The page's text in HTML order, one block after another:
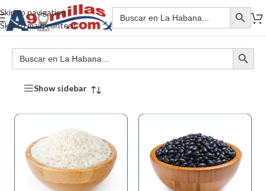
Skip to navigation
Skip to main content
Show sidebar